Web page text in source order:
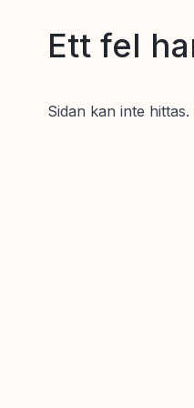
Ett fel
Sidan kan inte